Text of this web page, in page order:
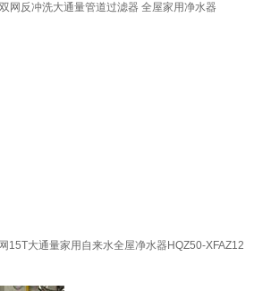
网反冲洗大通量管道过滤器 全屋家用净水器
15T大通量家用自来水全屋净水器HQZ50-XFAZ12